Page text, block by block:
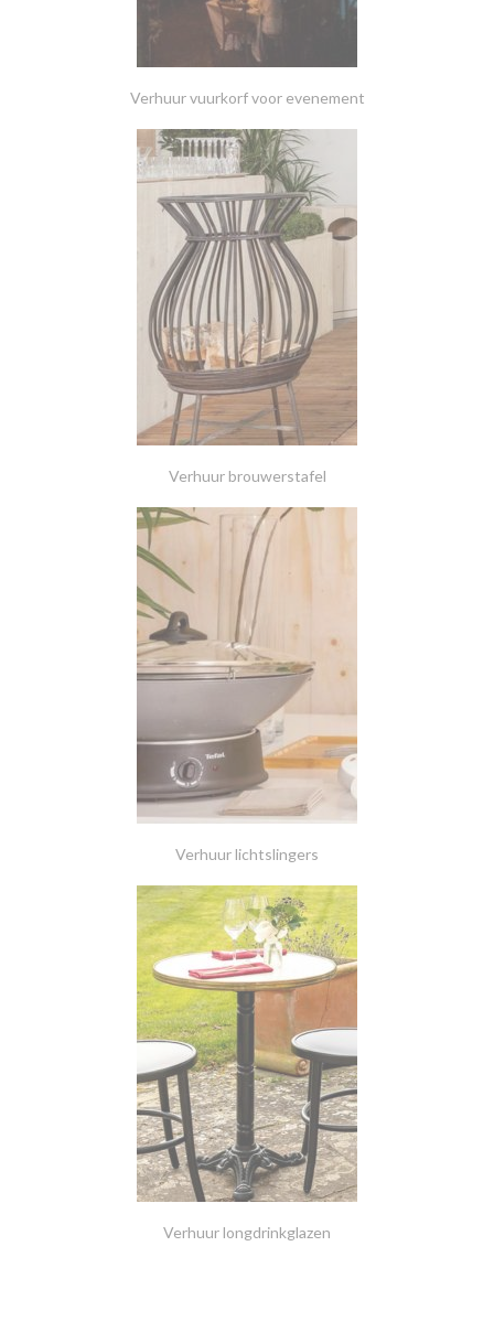
Verhuur vuurkorf voor evenement
Verhuur brouwerstafel
Verhuur lichtslingers
Verhuur longdrinkglazen